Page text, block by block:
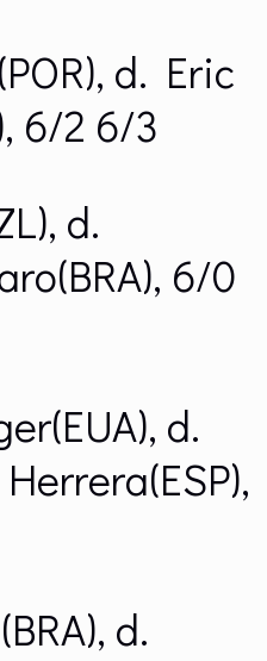
d. Eric
6/2 6/3
d.
6/0
d.
d.